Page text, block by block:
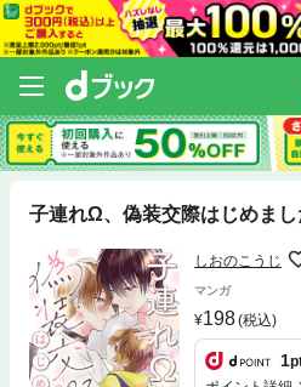
子連れΩ、偽装交際はじめまし
しおのこうじ
マンガ
198(税込)
1